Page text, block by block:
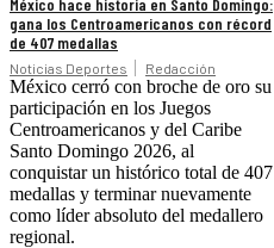
gana los Centroamericanos con récord
de 407 medallas
Noticias Deportes Redacción
México cerró con broche de oro su
participación en los Juegos
Centroamericanos y del Caribe
Santo Domingo 2026, al
conquistar un histórico total de 407
medallas y terminar nuevamente
como líder absoluto del medallero
regional.